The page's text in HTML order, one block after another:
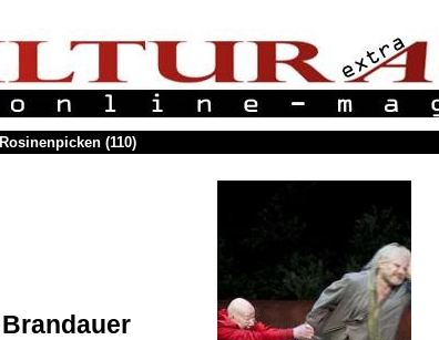
Rosinenpicken (110)
Brandauer